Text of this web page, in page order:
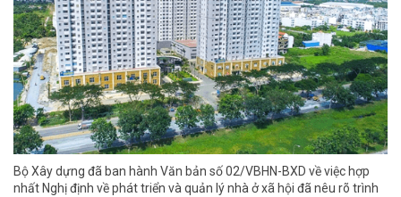
Bộ Xây dựng đã ban hành Văn bản số 02/VBHN-BXD về việc hợp
nhất Nghị định về phát triển và quản lý nhà ở xã hội đã nêu rõ trình